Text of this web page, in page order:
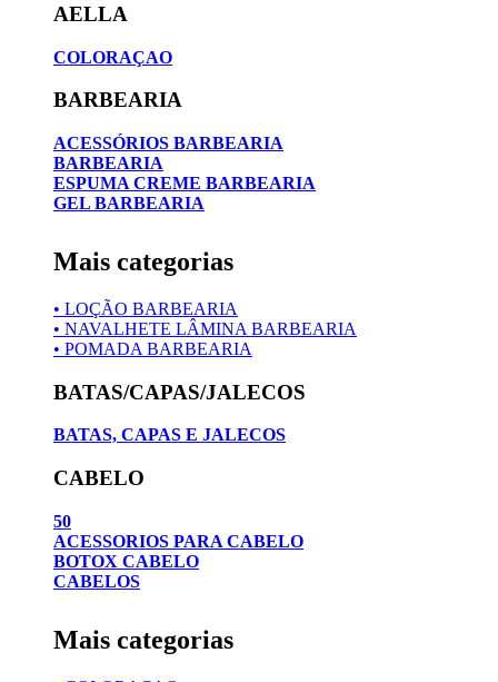
AELLA
COLORAÇAO
BARBEARIA
ACESSÓRIOS BARBEARIA
BARBEARIA
ESPUMA CREME BARBEARIA
GEL BARBEARIA
Mais categorias
• LOÇÃO BARBEARIA
• NAVALHETE LÂMINA BARBEARIA
• POMADA BARBEARIA
BATAS/CAPAS/JALECOS
BATAS, CAPAS E JALECOS
CABELO
50
ACESSORIOS PARA CABELO
BOTOX CABELO
CABELOS
Mais categorias